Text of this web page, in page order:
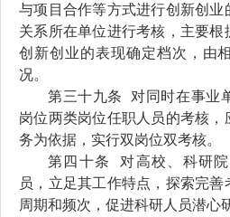
与项目合作等方式进行创新创业
关系所在单位进行考核，主要根
创新创业的表现确定档次 ， 由
况。
第三十九条
对同时在事业
岗位两类岗位任职人员的考核
务为依据 ，实行双岗位双考核。
第四十条
对高校、 科研
员，立足其工作特点，探索完
周期和频次，促进科研人员潜心